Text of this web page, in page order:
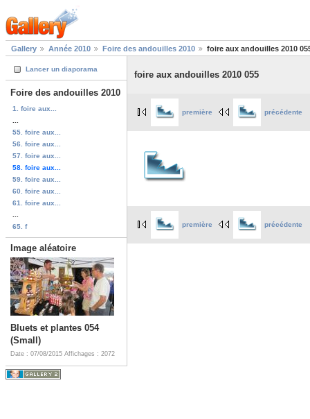
Gallery Année 2010 Foire des andouilles 2010 foire aux andouilles 2010
Lancer un diaporama
Foire des andouilles 2010
1. foire aux...
55. foire aux...
56. foire aux...
57. foire aux...
58. foire aux...
59. foire aux...
60. foire aux...
61. foire aux...
65. f
Image aléatoire
Bluets et plantes 054
(Small)
Date : 07/08/2015 Affichages : 2072
foire aux andouilles 2010 055
première précédente
première précédente